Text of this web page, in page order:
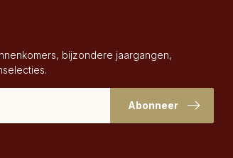
bijzondere jaargangen,
Abonneer